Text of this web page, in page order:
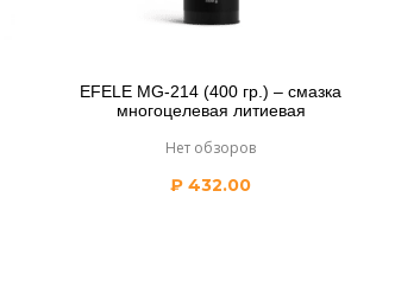
EFELE MG-214 (400 гр.) – смазка
многоцелевая литиевая
Нет обзоров
₽ 432.00